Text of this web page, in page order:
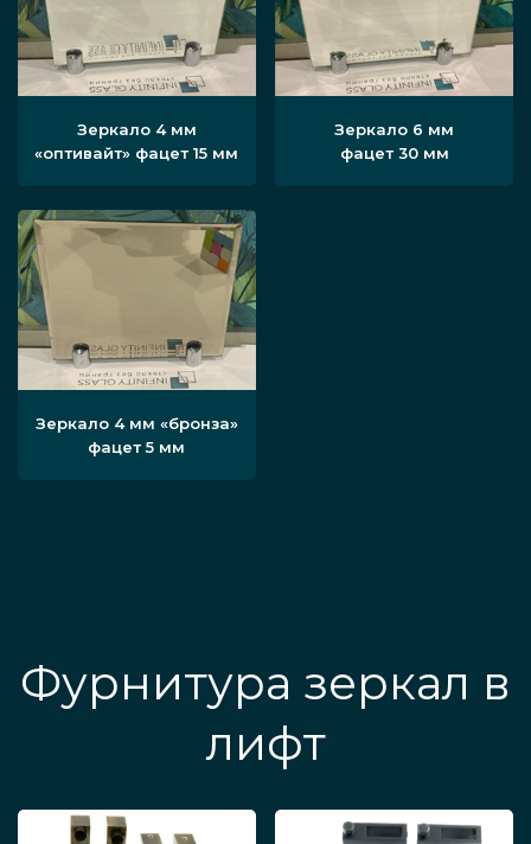
Зеркало 4 мм
«оптивайт» фацет 15 мм
Зеркало 6 мм
фацет 30 мм
Зеркало 4 мм «бронза»
фацет 5 мм
Фурнитура зеркал в
лифт